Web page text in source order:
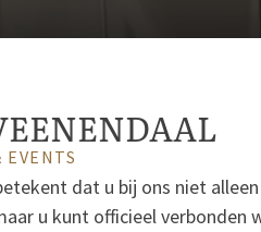
dat u bij ons niet
u kunt officieel verbonden